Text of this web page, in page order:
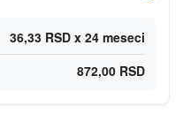
36,33 RSD x 24 meseci
872,00 RSD